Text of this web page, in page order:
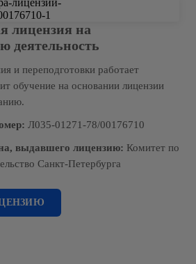
лицензия на
деятельность
и переподготовки работает
обучение на основании лицензии
Л035-01271-78/00176710
выдавшего лицензию: Комитет по
Санкт-Петербурга